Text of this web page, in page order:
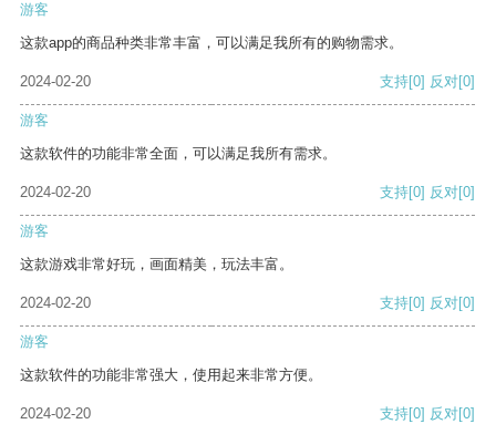
游客
这款app的商品种类非常丰富，可以满足我所有的购物需求。
2024-02-20 支持[0] 反对[0]
游客
这款软件的功能非常全面，可以满足我所有需求。
2024-02-20 支持[0] 反对[0]
游客
这款游戏非常好玩，画面精美，玩法丰富。
2024-02-20 支持[0] 反对[0]
游客
这款软件的功能非常强大，使用起来非常方便。
2024-02-20 支持[0] 反对[0]